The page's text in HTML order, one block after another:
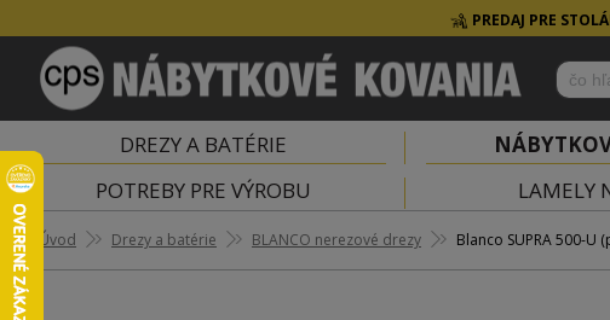
PREDAJ PRE
DREZY A BATÉRIE
POTREBY PRE VÝROBU
LAMELY
Úvod Drezy a batérie BLANCO nerezové drezy Blanco SUPRA 500-U